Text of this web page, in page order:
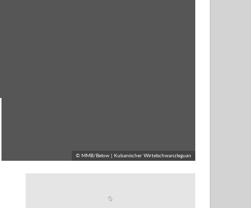
© MMB/Below | Kubanischer Wirtelschwanzleguan